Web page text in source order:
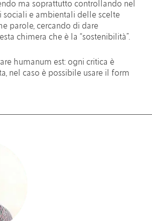
ma soprattutto controllando nel
e ambientali delle scelte
parole, cercando di dare
chimera che è la “sostenibilità”.
humanum est: ogni critica è
nel caso è possibile usare il form